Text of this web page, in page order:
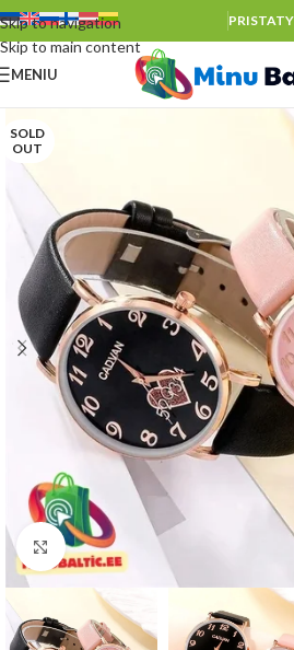
Skip to navigation
Skip to main content
MENIU
SOLD
OUT
Click to enlarge